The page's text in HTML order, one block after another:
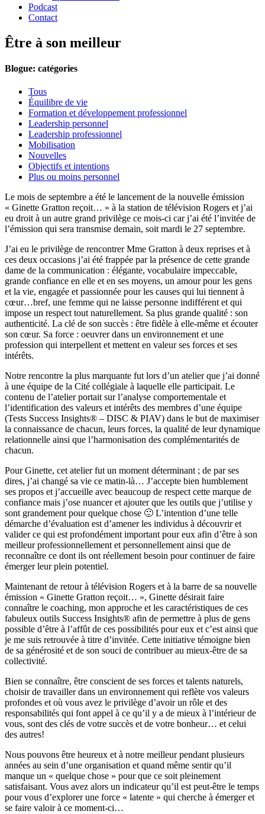
Podcast
Contact
Être à son meilleur
Blogue: catégories
Tous
Équilibre de vie
Formation et développement professionnel
Leadership personnel
Leadership professionnel
Mobilisation
Nouvelles
Objectifs et intentions
Plus ou moins personnel
Le mois de septembre a été le lancement de la nouvelle émission
« Ginette Gratton reçoit… » à la station de télévision Rogers et j’ai
eu droit à un autre grand privilège ce mois-ci car j’ai été l’invitée de
l’émission qui sera transmise demain, soit mardi le 27 septembre.
J’ai eu le privilège de rencontrer Mme Gratton à deux reprises et à
ces deux occasions j’ai été frappée par la présence de cette grande
dame de la communication : élégante, vocabulaire impeccable,
grande confiance en elle et en ses moyens, un amour pour les gens
et la vie, engagée et passionnée pour les causes qui lui tiennent à
cœur…bref, une femme qui ne laisse personne indifférent et qui
impose un respect tout naturellement. Sa plus grande qualité : son
authenticité. La clé de son succès : être fidèle à elle-même et écouter
son cœur. Sa force : oeuvrer dans un environnement et une
profession qui interpellent et mettent en valeur ses forces et ses
intérêts.
Notre rencontre la plus marquante fut lors d’un atelier que j’ai donné
à une équipe de la Cité collégiale à laquelle elle participait. Le
contenu de l’atelier portait sur l’analyse comportementale et
l’identification des valeurs et intérêts des membres d’une équipe
(Tests Success Insights® – DISC & PIAV) dans le but de maximiser
la connaissance de chacun, leurs forces, la qualité de leur dynamique
relationnelle ainsi que l’harmonisation des complémentarités de
chacun.
Pour Ginette, cet atelier fut un moment déterminant ; de par ses
dires, j’ai changé sa vie ce matin-là… J’accepte bien humblement
ses propos et j’accueille avec beaucoup de respect cette marque de
confiance mais j’ose nuancer et ajouter que les outils que j’utilise y
sont grandement pour quelque chose 🙂 L’intention d’une telle
démarche d’évaluation est d’amener les individus à découvrir et
valider ce qui est profondément important pour eux afin d’être à son
meilleur professionnellement et personnellement ainsi que de
reconnaître ce dont ils ont réellement besoin pour continuer de faire
émerger leur plein potentiel.
Maintenant de retour à télévision Rogers et à la barre de sa nouvelle
émission « Ginette Gratton reçoit… », Ginette désirait faire
connaître le coaching, mon approche et les caractéristiques de ces
fabuleux outils Success Insights® afin de permettre à plus de gens
possible d’être à l’affût de ces possibilités pour eux et c’est ainsi que
je me suis retrouvée à titre d’invitée. Cette initiative témoigne bien
de sa générosité et de son souci de contribuer au mieux-être de sa
collectivité.
Bien se connaître, être conscient de ses forces et talents naturels,
choisir de travailler dans un environnement qui reflète vos valeurs
profondes et où vous avez le privilège d’avoir un rôle et des
responsabilités qui font appel à ce qu’il y a de mieux à l’intérieur de
vous, sont des clés de votre succès et de votre bonheur… et celui
des autres!
Nous pouvons être heureux et à notre meilleur pendant plusieurs
années au sein d’une organisation et quand même sentir qu’il
manque un « quelque chose » pour que ce soit pleinement
satisfaisant. Vous avez alors un indicateur qu’il est peut-être le temps
pour vous d’explorer une force « latente » qui cherche à émerger et
se faire valoir à ce moment-ci…